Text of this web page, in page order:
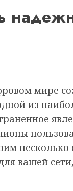
мире
из
несколько
вашей